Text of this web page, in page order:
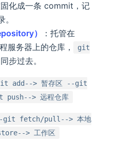
化成一条 commit，记
。
）
：托管在
服务器上的仓库，
git
步过去。
add--> 暂存区 --git
push--> 远程仓库
git fetch/pull--> 本地
> 工作区